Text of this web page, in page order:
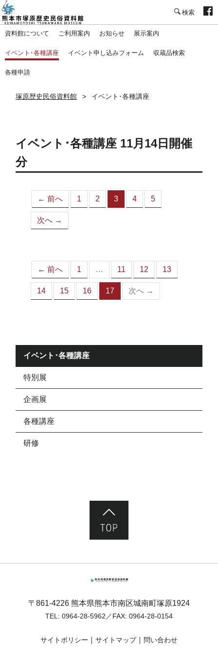
資料館について ご利用案内 お知らせ 展示案内
イベント･各種講座 イベント申し込みフォーム 収蔵品検索
各種申請
塚原歴史民俗資料館 イベント･各種講座
イベント･各種講座 11月14日開催
分
← 前へ 1 2 3
（こ
4 5
次へ →
← 前へ 1 … 11 12 13
14 15 16 17
（こ
次へ →
イベント･各種講座
特別展
企画展
各種講座
研修
〒861-4226 熊本県熊本市南区城南町塚原1924
TEL: 0964-28-5962 ／FAX: 0964-28-0154
サイトポリシー サイトマップ 問い合わせ